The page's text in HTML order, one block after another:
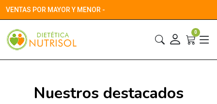
VENTAS POR MAYOR Y MENOR -
0
Nuestros destacados